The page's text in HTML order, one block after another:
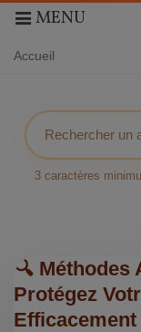
MENU
Accueil
3 caractères
🔍 Méthodes
Protégez
Efficacement